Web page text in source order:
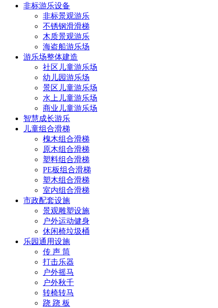
非标游乐设备
非标景观游乐
不锈钢滑滑梯
木质景观游乐
海盗船游乐场
游乐场整体建造
社区儿童游乐场
幼儿园游乐场
景区儿童游乐场
水上儿童游乐场
商业儿童游乐场
智慧成长游乐
儿童组合滑梯
槐木组合滑梯
原木组合滑梯
塑料组合滑梯
PE板组合滑梯
塑木组合滑梯
室内组合滑梯
市政配套设施
景观雕塑设施
户外运动健身
休闲椅垃圾桶
乐园通用设施
传 声 筒
打击乐器
户外摇马
户外秋千
转椅转马
跷 跷 板